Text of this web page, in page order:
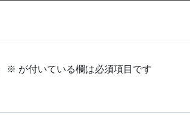
※ が付いている欄は必須項目です